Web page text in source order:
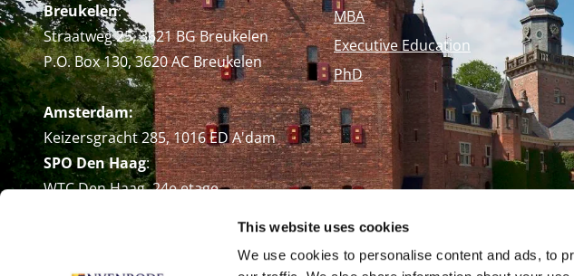
This website uses cookies
We use cookies to personalise content and ads, to
Breukelen:
Straatweg 25, 3621 BG Breukelen
P.O. Box 130, 3620 AC Breukelen
Amsterdam:
Keizersgracht 285, 1016 ED A'dam
SPO Den Haag:
WTC Den Haag, 24e etage
MBA
Executive Education
PhD